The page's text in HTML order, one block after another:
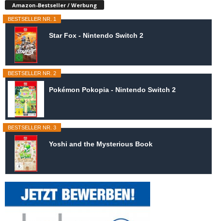
Amazon-Bestseller / Werbung
BESTSELLER NR. 1
Star Fox - Nintendo Switch 2
BESTSELLER NR. 2
Pokémon Pokopia - Nintendo Switch 2
BESTSELLER NR. 3
Yoshi and the Mysterious Book